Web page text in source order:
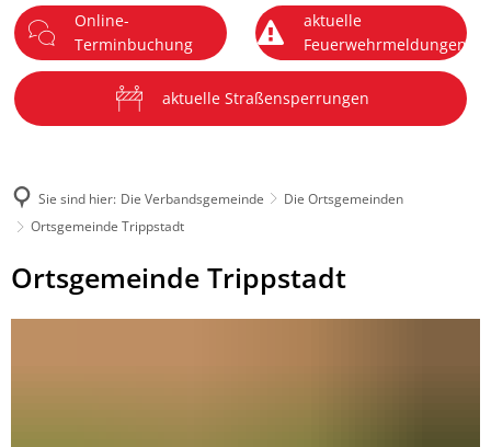
Menü
Online-
Terminbuchung
aktuelle
Feuerwehrmeldungen
aktuelle Straßensperrungen
Sie sind hier: Die Verbandsgemeinde
Die Ortsgemeinden
Ortsgemeinde Trippstadt
Ortsgemeinde
Trippstadt
Ortsgemeinde Trippstadt